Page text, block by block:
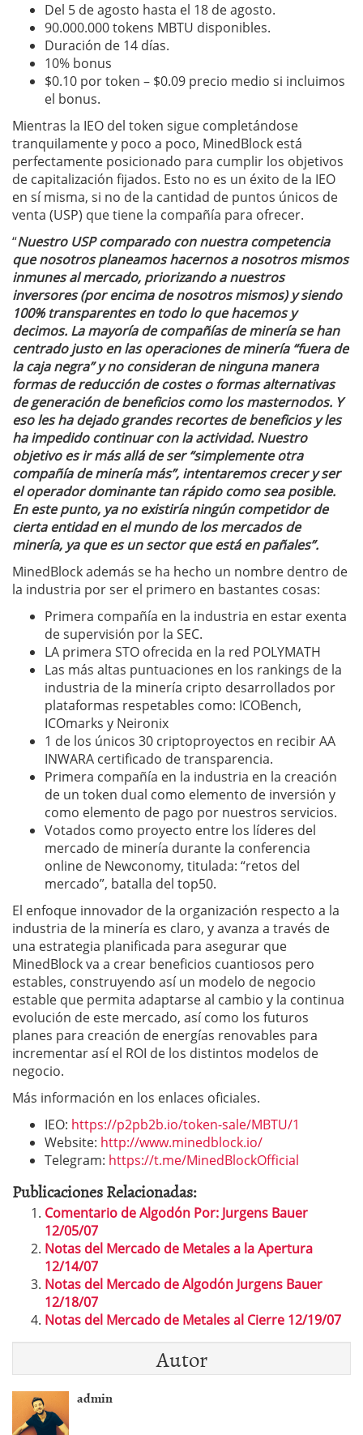
Del 5 de agosto hasta el 18 de agosto.
90.000.000 tokens MBTU disponibles.
Duración de 14 días.
10% bonus
$0.10 por token – $0.09 precio medio si incluimos
el bonus.
Mientras la IEO del token sigue completándose
tranquilamente y poco a poco, MinedBlock está
perfectamente posicionado para cumplir los objetivos
de capitalización fijados. Esto no es un éxito de la IEO
en sí misma, si no de la cantidad de puntos únicos de
venta (USP) que tiene la compañía para ofrecer.
“Nuestro USP comparado con nuestra competencia
que nosotros planeamos hacernos a nosotros mismos
inmunes al mercado, priorizando a nuestros
inversores (por encima de nosotros mismos) y siendo
100% transparentes en todo lo que hacemos y
decimos. La mayoría de compañías de minería se han
centrado justo en las operaciones de minería “fuera de
la caja negra” y no consideran de ninguna manera
formas de reducción de costes o formas alternativas
de generación de beneficios como los masternodos. Y
eso les ha dejado grandes recortes de beneficios y les
ha impedido continuar con la actividad. Nuestro
objetivo es ir más allá de ser “simplemente otra
compañía de minería más”, intentaremos crecer y ser
el operador dominante tan rápido como sea posible.
En este punto, ya no existiría ningún competidor de
cierta entidad en el mundo de los mercados de
minería, ya que es un sector que está en pañales”.
MinedBlock además se ha hecho un nombre dentro de
la industria por ser el primero en bastantes cosas:
Primera compañía en la industria en estar exenta
de supervisión por la SEC.
LA primera STO ofrecida en la red POLYMATH
Las más altas puntuaciones en los rankings de la
industria de la minería cripto desarrollados por
plataformas respetables como: ICOBench,
ICOmarks y Neironix
1 de los únicos 30 criptoproyectos en recibir AA
INWARA certificado de transparencia.
Primera compañía en la industria en la creación
de un token dual como elemento de inversión y
como elemento de pago por nuestros servicios.
Votados como proyecto entre los líderes del
mercado de minería durante la conferencia
online de Newconomy, titulada: “retos del
mercado”, batalla del top50.
El enfoque innovador de la organización respecto a la
industria de la minería es claro, y avanza a través de
una estrategia planificada para asegurar que
MinedBlock va a crear beneficios cuantiosos pero
estables, construyendo así un modelo de negocio
estable que permita adaptarse al cambio y la continua
evolución de este mercado, así como los futuros
planes para creación de energías renovables para
incrementar así el ROI de los distintos modelos de
negocio.
Más información en los enlaces oficiales.
IEO: https://p2pb2b.io/token-sale/MBTU/1
Website: http://www.minedblock.io/
Telegram: https://t.me/MinedBlockOfficial
Publicaciones Relacionadas:
Comentario de Algodón Por: Jurgens Bauer
12/05/07
Notas del Mercado de Metales a la Apertura
12/14/07
Notas del Mercado de Algodón Jurgens Bauer
12/18/07
Notas del Mercado de Metales al Cierre 12/19/07
Autor
admin